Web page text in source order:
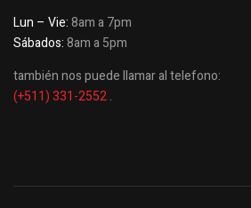
Lun – Vie:8am a 7pm
Sábados:8am a 5pm
también nos puede llamar al telefono:
(+511) 331-2552.